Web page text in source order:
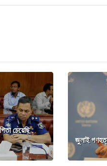
চেয়েছি :
জুলাই